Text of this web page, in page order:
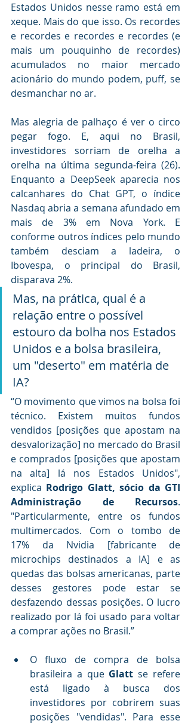
Estados Unidos nesse ramo está em
xeque. Mais do que isso. Os recordes
e recordes e recordes e recordes (e
mais um pouquinho de recordes)
acumulados no maior mercado
acionário do mundo podem, puff, se
desmanchar no ar.
Mas alegria de palhaço é ver o circo
pegar fogo. E, aqui no Brasil,
investidores sorriam de orelha a
orelha na última segunda-feira (26).
Enquanto a DeepSeek aparecia nos
calcanhares do Chat GPT, o índice
Nasdaq abria a semana afundado em
mais de 3% em Nova York. E
conforme outros índices pelo mundo
também desciam a ladeira, o
Ibovespa, o principal do Brasil,
disparava 2%.
Mas, na prática, qual é a
relação entre o possível
estouro da bolha nos Estados
Unidos e a bolsa brasileira,
um "deserto" em matéria de
IA?
“O movimento que vimos na bolsa foi
técnico. Existem muitos fundos
vendidos [posições que apostam na
desvalorização] no mercado do Brasil
e comprados [posições que apostam
na alta] lá nos Estados Unidos",
explica Rodrigo Glatt, sócio da GTI
Administração de Recursos.
"Particularmente, entre os fundos
multimercados. Com o tombo de
17% da Nvidia [fabricante de
microchips destinados a IA] e as
quedas das bolsas americanas, parte
desses gestores pode estar se
desfazendo dessas posições. O lucro
realizado por lá foi usado para voltar
a comprar ações no Brasil.”
O fluxo de compra de bolsa
brasileira a que Glatt se refere
está ligado à busca dos
investidores por cobrirem suas
posições "vendidas". Para esse